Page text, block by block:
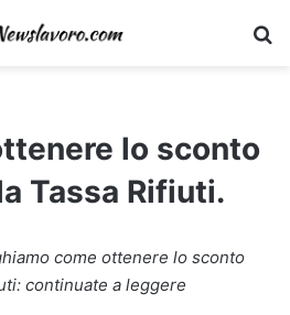
lo sconto
Tassa Rifiuti.
come ottenere lo sconto
continuate a leggere